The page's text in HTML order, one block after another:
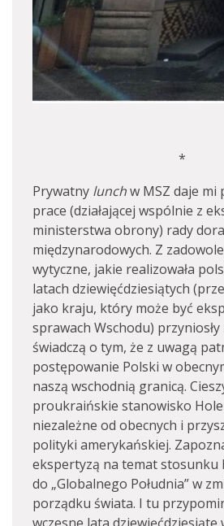
*
Prywatny lunchw MSZ daje mi
prace (działającej wspólnie z
ministerstwa obrony) rady
międzynarodowych. Z
wytyczne, jakie realizowała
latach dziewięćdziesiątych
jako kraju, który może być
sprawach Wschodu)
świadczą o tym, że z uwagą
postępowanie Polski w
naszą wschodnią granicą.
proukraińskie stanowisko
niezależne od obecnych i
polityki amerykańskiej.
ekspertyzą na temat stosunku
do „Globalnego Południa” w
porządku świata. I tu